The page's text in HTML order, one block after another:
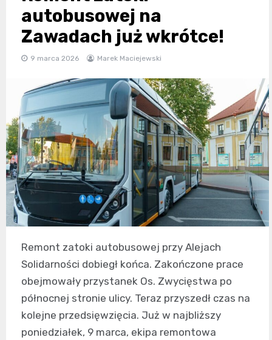
autobusowej na
Zawadach już wkrótce!
9 marca 2026 Marek Maciejewski
Remont zatoki autobusowej przy Alejach
Solidarności dobiegł końca. Zakończone prace
obejmowały przystanek Os. Zwycięstwa po
północnej stronie ulicy. Teraz przyszedł czas na
kolejne przedsięwzięcia. Już w najbliższy
poniedziałek, 9 marca, ekipa remontowa